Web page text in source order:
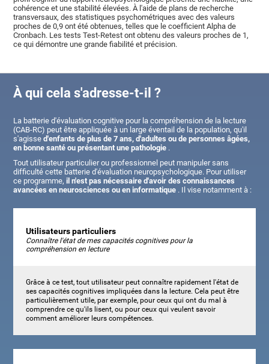
cohérence et une stabilité élevées. À l'aide de plans de recherche
transversaux, des statistiques psychométriques avec des valeurs
proches de 0,9 ont été obtenues, telles que le coefficient Alpha de
Cronbach. Les tests Test-Retest ont obtenu des valeurs proches de 1,
ce qui démontre une grande fiabilité et précision.
À qui cela s'adresse-t-il ?
La batterie d'évaluation cognitive pour la compréhension de la lecture
(CAB-RC) peut être appliquée à un large éventail de la population, qu'il
s'agissed'enfants de plus de 7 ans, d'adultes ou de personnes âgées,
en bonne santé ou présentant une pathologie .
Tout utilisateur particulier ou professionnel peut manipuler sans
difficulté cette batterie d'évaluation neuropsychologique. Pour utiliser
ce programme,il n'est pas nécessaire d'avoir des connaissances
avancées en neurosciences ou en informatique . Il vise notamment à :
Utilisateurs particuliers
Connaître l'état de mes capacités cognitives pour la
compréhension en lecture
Grâce à ce test, tout utilisateur peut connaître rapidement l'état de
ses capacités cognitives impliquées dans la lecture. Cela peut être
particulièrement utile, par exemple, pour ceux qui ont du mal à
comprendre ce qu'ils lisent, ou pour ceux qui veulent savoir
comment améliorer leurs compétences.